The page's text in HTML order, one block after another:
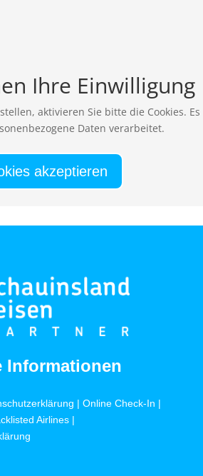
Ihre Einwilligung
aktivieren Sie bitte die Cookies. Es
Daten verarbeitet.
akzeptieren
Informationen
| Online Check-In |
Airlines|